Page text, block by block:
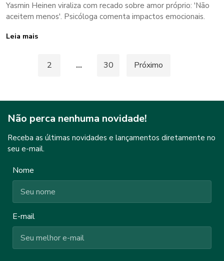
Yasmin Heinen viraliza com recado sobre amor próprio: 'Não
aceitem menos'. Psicóloga comenta impactos emocionais.
Leia mais
Paginação
2 … 30 Próximo
Não perca nenhuma novidade!
Receba as últimas novidades e lançamentos diretamente no
seu e-mail.
Nome
E-mail